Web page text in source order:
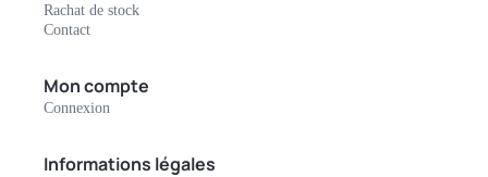
Rachat de stock
Contact
Mon compte
Connexion
Informations légales